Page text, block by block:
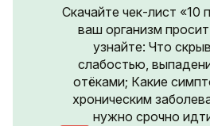
Скачайте чек-лист «10
ваш организм
узнайте: Что
слабостью,
отёками; Какие
хроническим
нужно срочно